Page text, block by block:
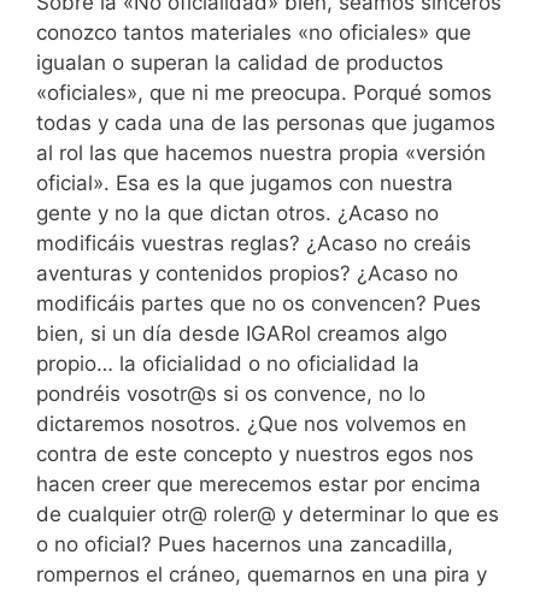
conozco tantos materiales «no oficiales» que
igualan o superan la calidad de productos
«oficiales», que ni me preocupa. Porqué somos
todas y cada una de las personas que jugamos
al rol las que hacemos nuestra propia «versión
oficial». Esa es la que jugamos con nuestra
gente y no la que dictan otros. ¿Acaso no
modificáis vuestras reglas? ¿Acaso no creáis
aventuras y contenidos propios? ¿Acaso no
modificáis partes que no os convencen? Pues
bien, si un día desde IGARol creamos algo
propio… la oficialidad o no oficialidad la
pondréis vosotr@s si os convence, no lo
dictaremos nosotros. ¿Que nos volvemos en
contra de este concepto y nuestros egos nos
hacen creer que merecemos estar por encima
de cualquier otr@ roler@ y determinar lo que es
o no oficial? Pues hacernos una zancadilla,
rompernos el cráneo, quemarnos en una pira y